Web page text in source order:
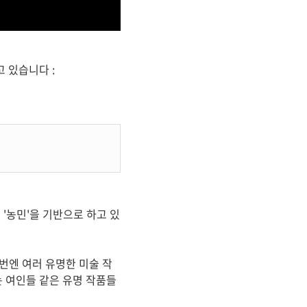
있습니다 :
민'을 기반으로 하고 있
엔 여러 유명한 미술 작
인들 같은 유명 작품들